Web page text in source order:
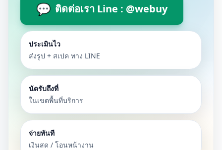
💬 ติดต่อเรา Line : @webuy
ประเมินไว
ส่งรูป + สเปค ทาง LINE
นัดรับถึงที่
ในเขตพื้นที่บริการ
จ่ายทันที
เงินสด / โอนหน้างาน